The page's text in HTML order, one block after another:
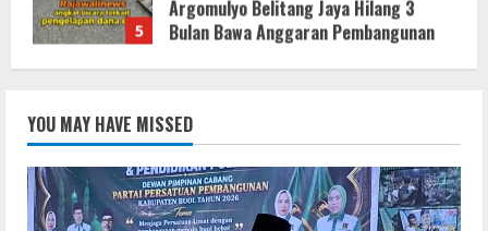
1
8 Agustus 2026
2
Terverifikasi Tidak Dapat Dijadikan
Kebenaran
8 Agustus 2026
KLARIFIKASI DAN EDUKASI
YOU MAY HAVE MISSED